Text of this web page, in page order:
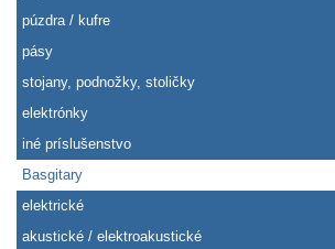
púzdra / kufre
pásy
stojany, podnožky, stoličky
elektrónky
iné príslušenstvo
Basgitary
elektrické
akustické / elektroakustické